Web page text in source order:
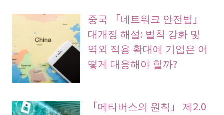
중국 「네트워크 안전법」
대개정 해설: 벌칙 강화 및
역외 적용 확대에 기업은 어
떻게 대응해야 할까?
「메타버스의 원칙」 제2.0